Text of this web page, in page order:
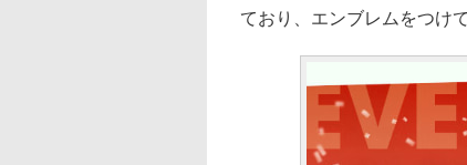
ており、エンブレムをつけ